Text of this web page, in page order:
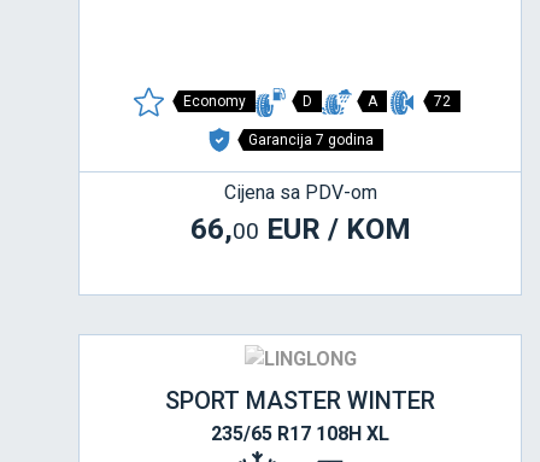
Economy D A 72
Garancija 7 godina
Cijena sa PDV-om
66,00 EUR / KOM
SPORT MASTER WINTER
235/65 R17 108H XL